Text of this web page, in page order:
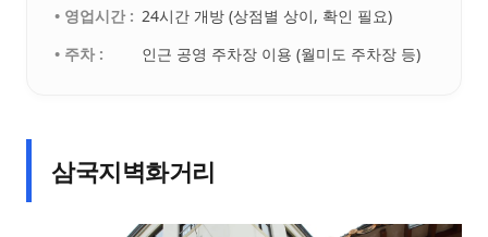
• 영업시간 : 24시간 개방 (상점별 상이, 확인 필요)
• 주차 :
인근 공영 주차장 이용 (월미도 주차장 등)
삼국지벽화거리